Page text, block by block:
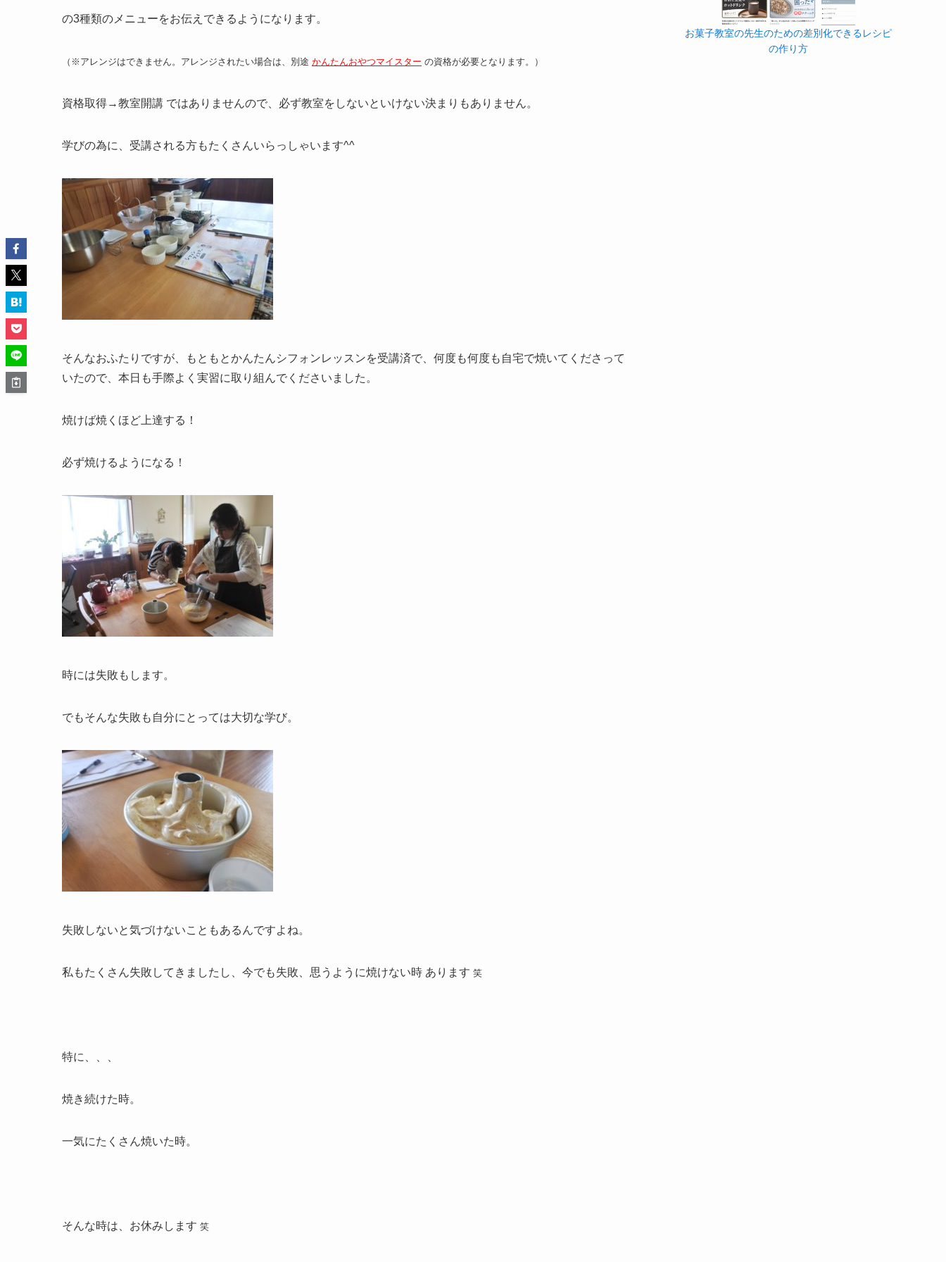
の3種類のメニューをお伝えできるようになります。
（※アレンジはできません。アレンジされたい場合は、別途 かんたんおやつマイスター の資格が必要となります。）
資格取得→教室開講 ではありませんので、必ず教室をしないといけない決まりもありません。
学びの為に、受講される方もたくさんいらっしゃいます^^
そんなおふたりですが、もともとかんたんシフォンレッスンを受講済で、何度も何度も自宅で焼いてくださって
いたので、本日も手際よく実習に取り組んでくださいました。
焼けば焼くほど上達する！
必ず焼けるようになる！
時には失敗もします。
でもそんな失敗も自分にとっては大切な学び。
失敗しないと気づけないこともあるんですよね。
私もたくさん失敗してきましたし、今でも失敗、思うように焼けない時 あります 笑
特に、、、
焼き続けた時。
一気にたくさん焼いた時。
そんな時は、お休みします 笑
お菓子教室の先生のための差別化できるレシピ
の作り方